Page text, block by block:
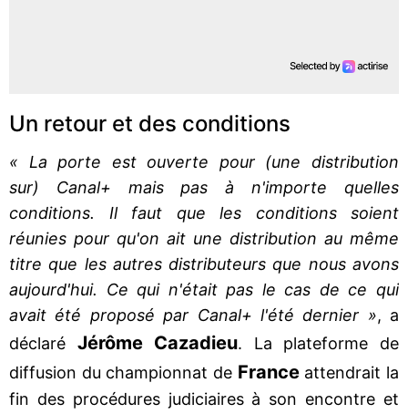
Un retour et des conditions
« La porte est ouverte pour (une distribution
sur) Canal+ mais pas à n'importe quelles
conditions. Il faut que les conditions soient
réunies pour qu'on ait une distribution au même
titre que les autres distributeurs que nous avons
aujourd'hui. Ce qui n'était pas le cas de ce qui
avait été proposé par Canal+ l'été dernier », a
déclaré Jérôme Cazadieu. La plateforme de
diffusion du championnat de Franceattendrait la
fin des procédures judiciaires à son encontre et